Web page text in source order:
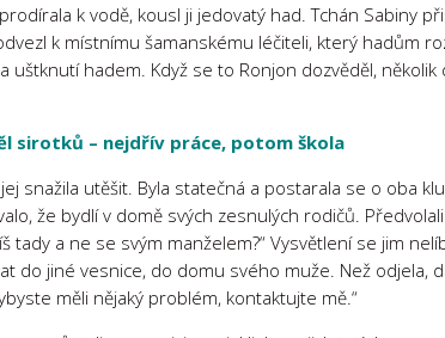
k vodě, kousl ji jedovatý had. Tchán Sabiny
k místnímu šamanskému léčiteli, který hadům
uštknutí hadem. Když se to Ronjon dozvěděl,
sirotků – nejdřív práce, potom škola
snažila utěšit. Byla statečná a postarala se o oba
že bydlí v domě svých zesnulých rodičů.
tady a ne se svým manželem?“ Vysvětlení se jim
do jiné vesnice, do domu svého muže. Než odjela,
měli nějaký problém, kontaktujte mě.“